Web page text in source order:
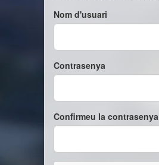
Nom d'usuari
Contrasenya
Confirmeu la contrasenya